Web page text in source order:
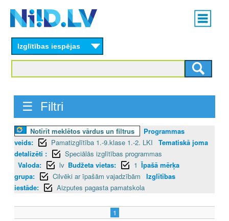
content
Main
menu
Izglītības iespējas
☰ Filtri
Notīrīt meklētos vārdus un filtrus
Programmas
veids:
Pamatizglītība 1.-9.klase 1.-2. LKI
Tematiskā joma
detalizēti :
Speciālās izglītības programmas
Valoda:
lv Budžeta vietas: 1 Īpašā mērķa
grupa:
Cilvēki ar īpašām vajadzībām
Izglītības
iestāde:
Aizputes pagasta pamatskola
1